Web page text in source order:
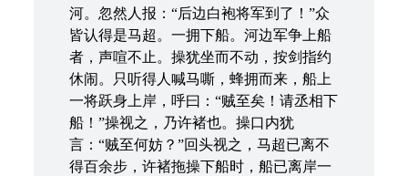
河。忽然人报：“后边白袍将军到了！”众
皆认得是马超。一拥下船。河边军争上船
者，声喧不止。操犹坐而不动，按剑指约
休闹。只听得人喊马嘶，蜂拥而来，船上
一将跃身上岸，呼曰：“贼至矣！请丞相下
船！”操视之，乃许褚也。操口内犹
言：“贼至何妨？”回头视之，马超已离不
得百余步，许褚拖操下船时，船已离岸一